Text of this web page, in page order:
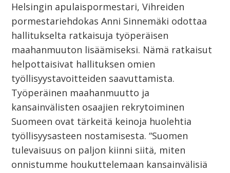
Helsingin apulaispormestari, Vihreiden
pormestariehdokas Anni Sinnemäki odottaa
hallitukselta ratkaisuja työperäisen
maahanmuuton lisäämiseksi. Nämä ratkaisut
helpottaisivat hallituksen omien
työllisyystavoitteiden saavuttamista.
Työperäinen maahanmuutto ja
kansainvälisten osaajien rekrytoiminen
Suomeen ovat tärkeitä keinoja huolehtia
työllisyysasteen nostamisesta. “Suomen
tulevaisuus on paljon kiinni siitä, miten
onnistumme houkuttelemaan kansainvälisiä